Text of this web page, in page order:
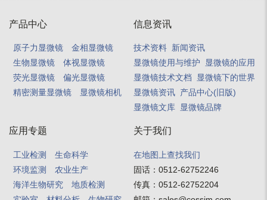
产品中心
原子力显微镜
金相显微镜
生物显微镜
体视显微镜
荧光显微镜
偏光显微镜
精密测量显微镜
显微镜相机
信息资讯
技术资料 新闻资讯
显微镜使用与维护
显微镜的应用
显微镜技术文档
显微镜下的世界
显微镜资讯 产品中心(旧版)
显微镜文库 显微镜品牌
应用专题
工业检测
生命科学
环境监测
农业生产
海洋生物研究
地质检测
关于我们
在地图上查找我们
固话： 0512-62752246
传真： 0512-62752204